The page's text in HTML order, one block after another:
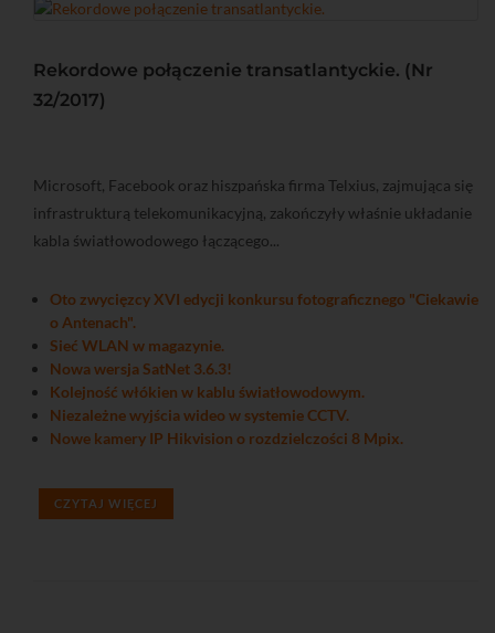
Rekordowe połączenie transatlantyckie. (Nr
32/2017)
Microsoft, Facebook oraz hiszpańska firma Telxius, zajmująca się
infrastrukturą telekomunikacyjną, zakończyły właśnie układanie
kabla światłowodowego łączącego...
Oto zwycięzcy XVI edycji konkursu fotograficznego "Ciekawie
o Antenach".
Sieć WLAN w magazynie.
Nowa wersja SatNet 3.6.3!
Kolejność włókien w kablu światłowodowym.
Niezależne wyjścia wideo w systemie CCTV.
Nowe kamery IP Hikvision o rozdzielczości 8 Mpix.
CZYTAJ WIĘCEJ